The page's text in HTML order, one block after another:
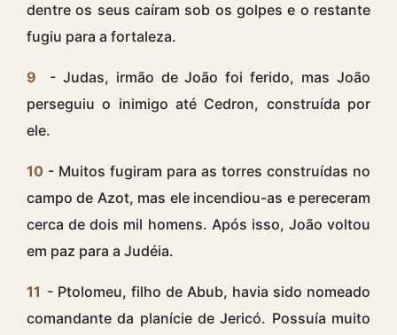
dentre os seus caíram sob os golpes e o restante
fugiu para a fortaleza.
9
- Judas, irmão de João foi ferido, mas João
perseguiu o inimigo até Cedron, construída por
ele.
10 - Muitos fugiram para as torres construídas no
campo de Azot, mas ele incendiou-as e pereceram
cerca de dois mil homens. Após isso, João voltou
em paz para a Judéia.
11 - Ptolomeu, filho de Abub, havia sido nomeado
comandante da planície de Jericó. Possuía muito